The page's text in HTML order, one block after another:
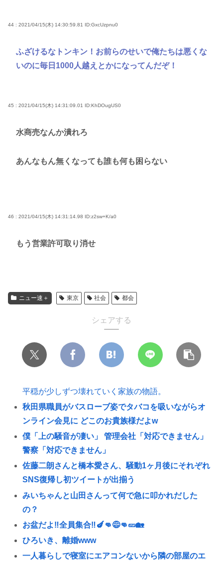
44 : 2021/04/15(木) 14:30:59.81 ID:GxcUzpnu0
ふざけるなトンキン！お前らのせいで俺たちは悪くな
いのに毎日1000人越えとかになってんだぞ！
45 : 2021/04/15(木) 14:31:09.01 ID:KhDOugUS0
水商売なんか潰れろ
あんなもん無くなっても誰も何も困らない
46 : 2021/04/15(木) 14:31:14.98 ID:z2sw+K/a0
もう営業許可取り消せ
ニュー速＋ 東京 社会 都会
シェアする
平穏が少しずつ壊れていく家族の物語。
秋田県職員がバスローブ姿でタバコを吸いながらオ
ンライン会見に どこのお貴族様だよw
僕「上の騒音が凄い」 管理会社「対応できません」
警察「対応できません」
佐藤二朗さんと橋本愛さん、騒動1ヶ月後にそれぞれ
SNS復帰し初ツイートが出揃う
みいちゃんと山田さんって何で急に叩かれだした
の？
お盆だよ‼全員集合‼🍆👊😅👊🥒🏡
ひろいき、離婚www
一人暮らしで寝室にエアコンないから隣の部屋のエ